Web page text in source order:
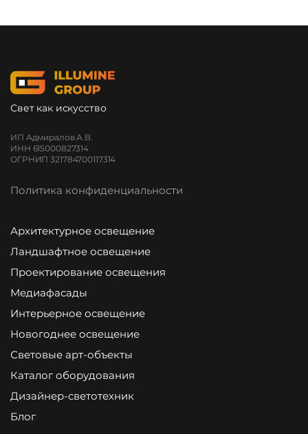
Свет как искусство
ИП Адмиралов А.В.
ИНН 615000827314
ОГРНИП 321784700117314
Политика конфиденциальности
Архитектурное освещение
Ландшафтное освещение
Проектирование освещения
Медиафасады
Интерьерное освещение
Новогоднее освещение
Световые арт-объекты
Каталог оборудования
Дизайнер-светотехник
Блог